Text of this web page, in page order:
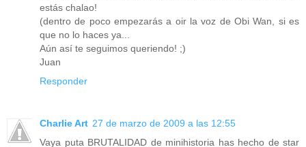
estás chalao!
(dentro de poco empezarás a oir la voz de Obi Wan, si es
que no lo haces ya...
Aún así te seguimos queriendo! ;)
Juan
Responder
Charlie Art 27 de marzo de 2009 a las 12:55
Vaya puta BRUTALIDAD de minihistoria has hecho de star